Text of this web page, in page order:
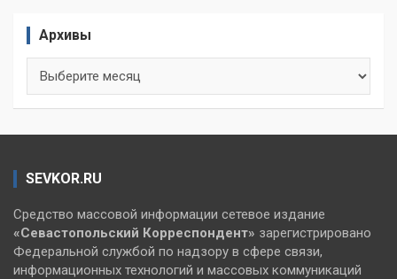
Архивы
SEVKOR.RU
Средство массовой информации сетевое издание
«Севастопольский Корреспондент» зарегистрировано
Федеральной службой по надзору в сфере связи,
информационных технологий и массовых коммуникаций